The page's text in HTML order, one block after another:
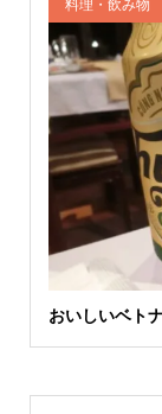
料理・飲み物
おいしいベト